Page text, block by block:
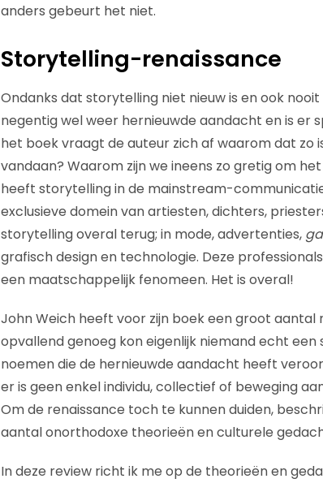
anders gebeurt het niet.
Storytelling-renaissance
Ondanks dat storytelling niet nieuw is en ook
negentig wel weer hernieuwde aandacht en is er
het boek vraagt de auteur zich af waarom dat zo
vandaan? Waarom zijn we ineens zo gretig om
heeft storytelling in de mainstream-
exclusieve domein van artiesten, dichters,
storytelling overal terug; in mode, advertenties,
grafisch design en technologie. Deze
een maatschappelijk fenomeen. Het is overal!
John Weich heeft voor zijn boek een groot
opvallend genoeg kon eigenlijk niemand echt
noemen die de hernieuwde aandacht heeft
er is geen enkel individu, collectief of beweging
Om de renaissance toch te kunnen duiden,
aantal onorthodoxe theorieën en culturele
In deze review richt ik me op de theorieën en